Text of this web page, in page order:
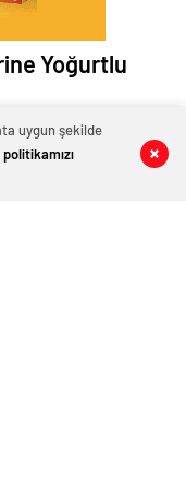
Yoğurtlu
bir karışım
az miktarda un
uygun şekilde